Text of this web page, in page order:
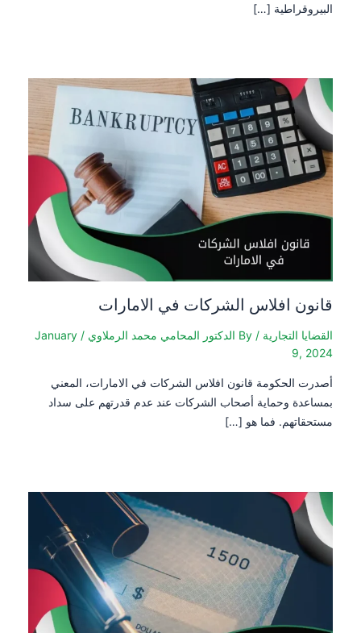
البيروقراطية […]
قانون افلاس الشركات في الامارات
القضايا التجارية / By الدكتور المحامي محمد الرملاوي /
January
9, 2024
أصدرت الحكومة قانون افلاس الشركات في الامارات، المعني
بمساعدة وحماية أصحاب الشركات عند عدم قدرتهم على سداد
مستحقاتهم. فما هو […]